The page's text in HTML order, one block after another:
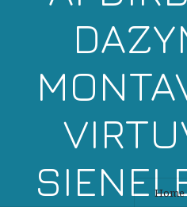
Home